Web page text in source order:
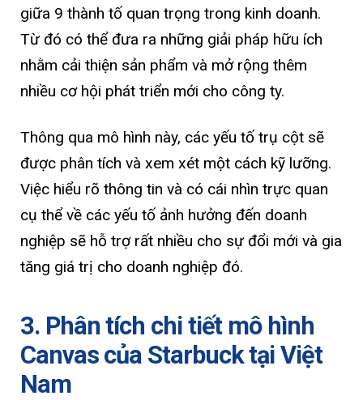
giữa 9 thành tố quan trọng trong kinh doanh.
Từ đó có thể đưa ra những giải pháp hữu ích
nhằm cải thiện sản phẩm và mở rộng thêm
nhiều cơ hội phát triển mới cho công ty.
Thông qua mô hình này, các yếu tố trụ cột sẽ
được phân tích và xem xét một cách kỹ lưỡng.
Việc hiểu rõ thông tin và có cái nhìn trực quan
cụ thể về các yếu tố ảnh hưởng đến doanh
nghiệp sẽ hỗ trợ rất nhiều cho sự đổi mới và gia
tăng giá trị cho doanh nghiệp đó.
3. Phân tích chi tiết mô hình
Canvas của Starbuck tại Việt
Nam